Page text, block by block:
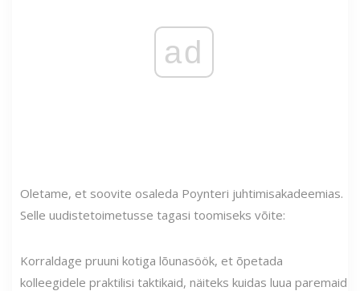
ad
Oletame, et soovite osaleda Poynteri juhtimisakadeemias.
Selle uudistetoimetusse tagasi toomiseks võite:
Korraldage pruuni kotiga lõunasöök, et õpetada
kolleegidele praktilisi taktikaid, näiteks kuidas luua paremaid